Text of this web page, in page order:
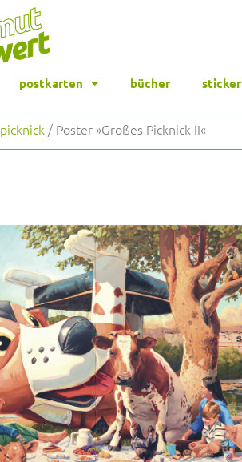
postkarten bücher sticker
picknick / Poster »Großes Picknick II«